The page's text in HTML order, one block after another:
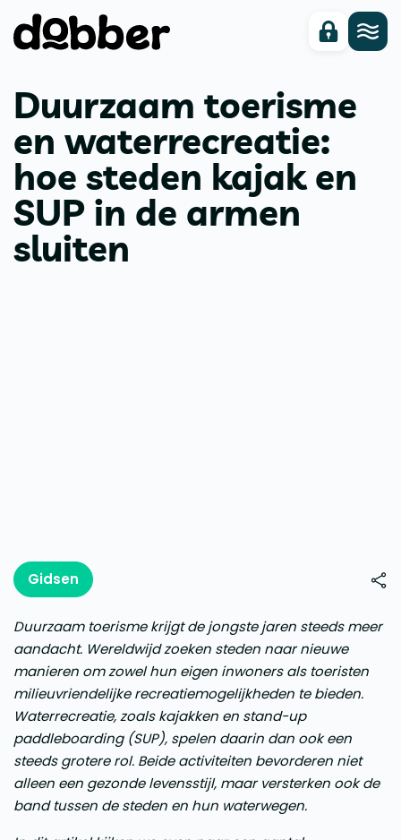
Duurzaam toerisme
en waterrecreatie:
hoe steden kajak en
SUP in de armen
sluiten
Gidsen
Duurzaam toerisme krijgt de jongste jaren steeds meer
aandacht. Wereldwijd zoeken steden naar nieuwe
manieren om zowel hun eigen inwoners als toeristen
milieuvriendelijke recreatiemogelijkheden te bieden.
Waterrecreatie, zoals kajakken en stand-up
paddleboarding (SUP), spelen daarin dan ook een
steeds grotere rol. Beide activiteiten bevorderen niet
alleen een gezonde levensstijl, maar versterken ook de
band tussen de steden en hun waterwegen.​